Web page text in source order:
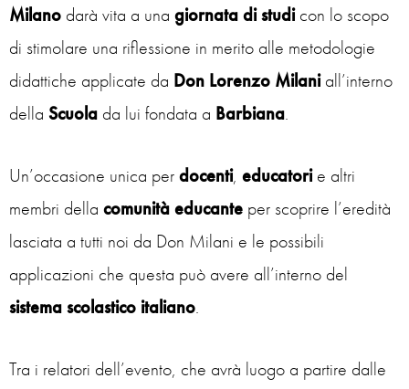
Milano darà vita a una giornatadistudicon lo scopo
di stimolare una riflessione in merito alle metodologie
didattiche applicate da Don Lorenzo Milaniall’interno
della Scuola da lui fondata a Barbiana.
Un’occasione unica perdocenti, educatorie altri
membri della comunitàeducante per scoprire l’eredità
lasciata a tutti noi da Don Milani e le possibili
applicazioni che questa può avere all’interno del
sistema scolastico italiano.
Tra i relatori dell’evento, che avrà luogo a partire dalle